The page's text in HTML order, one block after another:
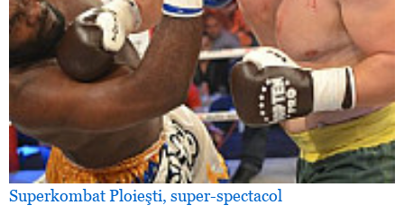
Superkombat Ploieşti, super-spectacol